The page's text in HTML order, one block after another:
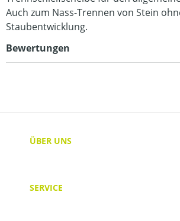
Auch zum Nass-Trennen von Stein
Staubentwicklung.
Bewertungen
ÜBER UNS
SERVICE